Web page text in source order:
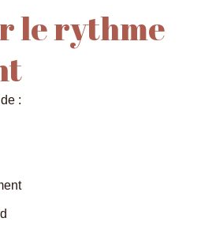
le rythme
: